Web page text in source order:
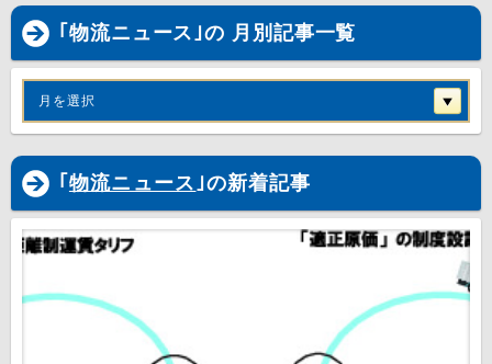
｢物流ニュース｣の 月別記事一覧
月を選択
｢ 物流ニュース｣の新着記事